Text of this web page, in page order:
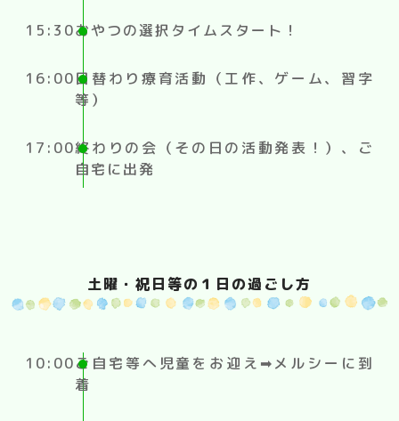
15:30おやつの選択タイムスタート！
16:00日替わり療育活動（工作、ゲーム、習字
等）
17:00終わりの会（その日の活動発表！）、ご
自宅に出発
土曜・祝日等の１日の過ごし方
10:00ご自宅等へ児童をお迎え➡メルシーに到
着